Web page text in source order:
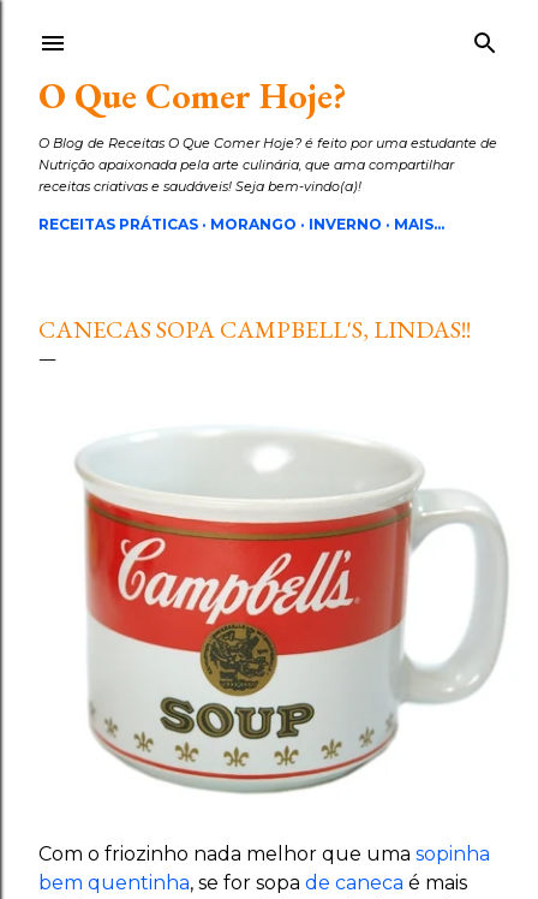
O Que Comer Hoje?
O Blog de Receitas O Que Comer Hoje? é feito por uma estudante de
Nutrição apaixonada pela arte culinária, que ama compartilhar
receitas criativas e saudáveis! Seja bem-vindo(a)!
RECEITAS PRÁTICAS MORANGO INVERNO MAIS…
CANECAS SOPA CAMPBELL'S, LINDAS!!
Com o friozinho nada melhor que uma sopinha
bem quentinha, se for sopa de caneca é mais